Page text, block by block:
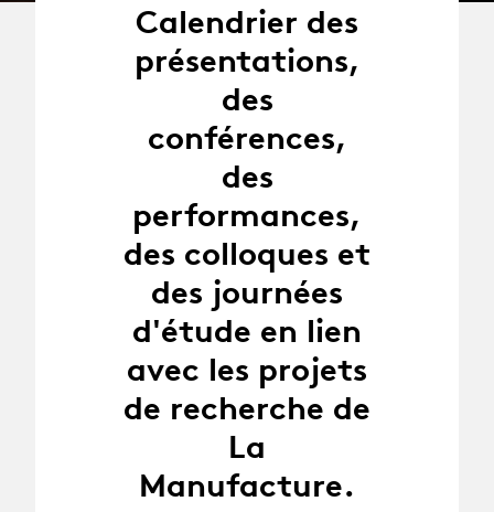
Calendrier des
présentations,
des
conférences,
des
performances,
des colloques et
des journées
d'étude en lien
avec les projets
de recherche de
La
Manufacture.